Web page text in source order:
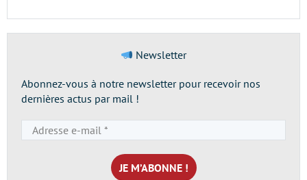
Newsletter
Abonnez-vous à notre newsletter pour recevoir nos
dernières actus par mail !
e-
mail
*